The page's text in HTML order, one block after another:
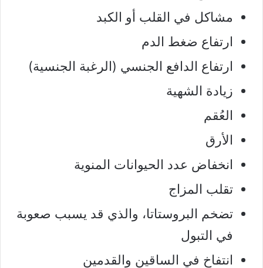
مشاكل في القلب أو الكبد
ارتفاع ضغط الدم
ارتفاع الدافع الجنسي (الرغبة الجنسية)
زيادة الشهية
العُقم
الأرق
انخفاض عدد الحيوانات المنوية
تقلب المزاج
تضخم البروستاتا، والذي قد يسبب صعوبة
في التبول
انتفاخ في الساقين والقدمين